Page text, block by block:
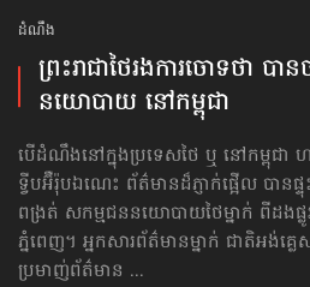
ដំណឹង
ព្រះរាជាថៃរងការចោទថា ប
នយោបាយ នៅ​កម្ពុជា
បើដំណឹង​នៅក្នុងប្រទេសថៃ ឬ នៅកម្ពុជា
ទ្វីបអ៊ឺរ៉ុបឯណេះ ព័ត៌មាន​ដ៏ភ្ញាក់ផ្អើល បាន
ពង្រត់ សកម្មជននយោបាយ​ថៃម្នាក់ ពីដងផ្លូ
ភ្នំពេញ។ អ្នកសារព័ត៌មានម្នាក់ ជាតិអង់គ្
ប្រមាញ់ព័ត៌មាន ...